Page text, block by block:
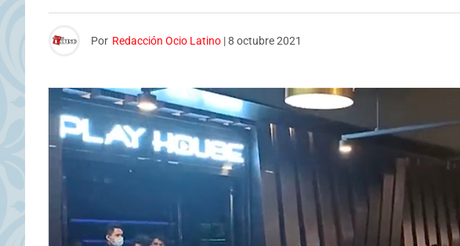
Por Redacción Ocio Latino |8 octubre 2021